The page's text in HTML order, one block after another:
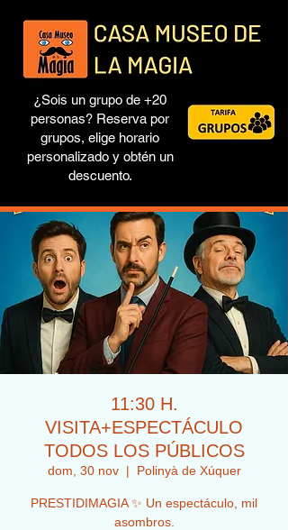
¿Sois un grupo de +20
personas? Reserva por
grupos, elige horario
personalizado y obtén un
descuento.
11:30 H.
VISITA+ESPECTÁCULO
TODOS LOS PÚBLICOS
dom, 30 nov
  |
Polinyà de Xúquer
PRESTIDIMAGIA ✨ Un espectáculo, mil
asombros.